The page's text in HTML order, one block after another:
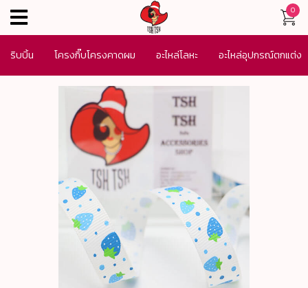
0
menu
ริบบิ้น โครงกิ๊บโครงคาดผม อะไหล่โลหะ อะไหล่อุปกรณ์ตกแต่ง
SALE